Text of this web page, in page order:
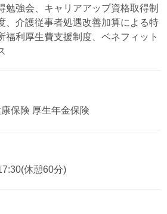
勉強会、キャリアアップ資格取得制
、介護従事者処遇改善加算による特
福利厚生費支援制度、ベネフィット
保険 厚生年金保険
休憩60分)